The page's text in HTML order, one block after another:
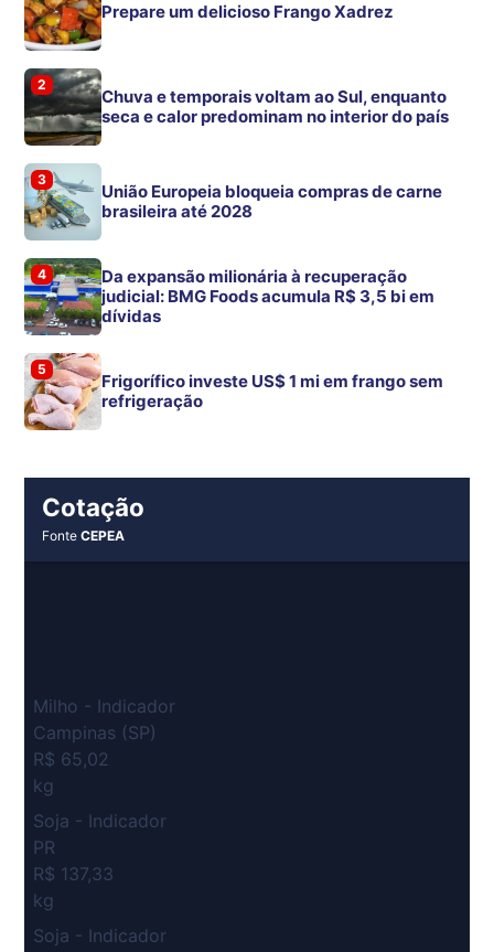
Prepare um delicioso Frango Xadrez
2
Chuva e temporais voltam ao Sul, enquanto
seca e calor predominam no interior do país
3
União Europeia bloqueia compras de carne
brasileira até 2028
4
Da expansão milionária à recuperação
judicial: BMG Foods acumula R$ 3,5 bi em
dívidas
5
Frigorífico investe US$ 1 mi em frango sem
refrigeração
Cotação
FonteCEPEA
Milho - Indicador
Campinas (SP)
R$ 65,02
kg
Soja - Indicador
PR
R$ 137,33
kg
Soja - Indicador